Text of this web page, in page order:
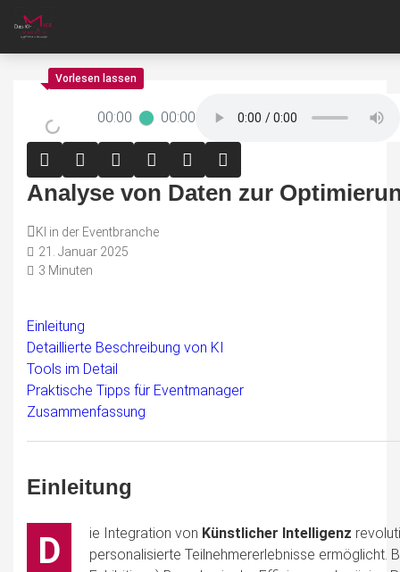
00:00 00:00
Analyse von Daten zur
KI in der Eventbranche
21. Januar 2025
3 Minuten
Einleitung
Detaillierte Beschreibung von KI
Tools im Detail
Praktische Tipps für Eventmanager
Zusammenfassung
Einleitung
D ie Integration von Künstlicher Intelligenz
personalisierte Teilnehmererlebnisse ermöglicht.